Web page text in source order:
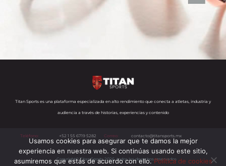
Titan Sports es una plataforma especializada en alto rendimiento que conecta a atletas, industria y
audiencia a través de historias, experiencias y contenido
Teléfono: +52 1 55 6719 5282 Correo: contacto@titansports.mx
Copyright© Titan Sports 2026. todos los derechos reservados
Usamos cookies para asegurar que te damos la mejor
experiencia en nuestra web. Si continúas usando este sitio,
asumiremos que estás de acuerdo con ello.Política de cookies